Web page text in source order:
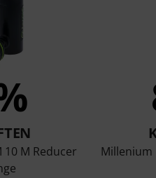
10 M Reducer
Millenium